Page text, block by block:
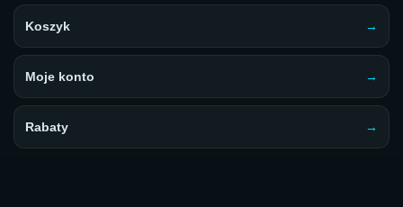
Koszyk
Moje konto
Rabaty